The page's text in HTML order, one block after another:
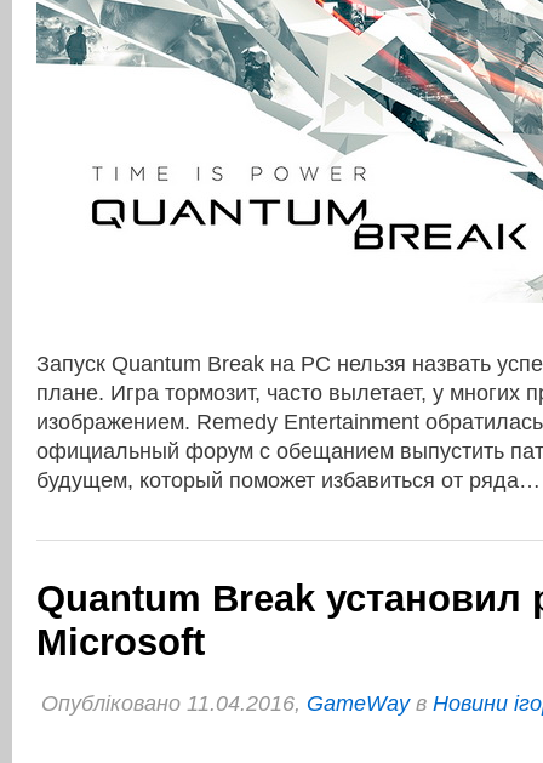
Запуск Quantum Break на PC нельзя назвать
плане. Игра тормозит, часто вылетает, у многих
изображением. Remedy Entertainment
официальный форум с обещанием выпустить
будущем, который поможет избавиться от
Quantum Break установил
Microsoft
Опубліковано 11.04.2016, GameWayв Новини